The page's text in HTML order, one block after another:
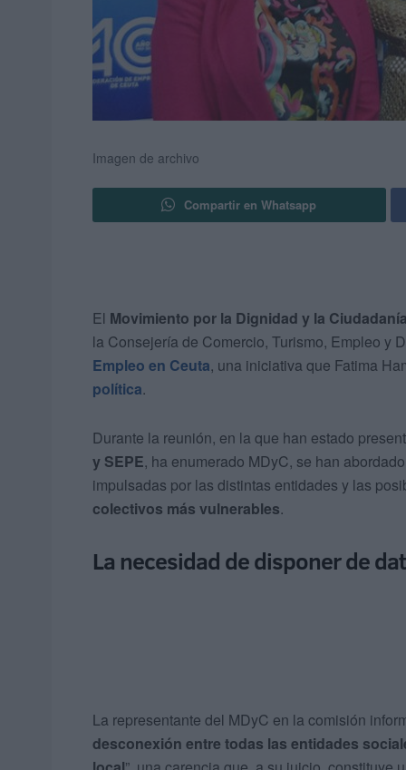
Imagen de archivo
Compartir en Whatsapp
El Movimiento por la Dignidad y la
la Consejería de Comercio, Turismo, Empleo y
Empleo en Ceuta, una iniciativa que Fatima
política.
Durante la reunión, en la que han estado
y SEPE, ha enumerado MDyC, se han
impulsadas por las distintas entidades y las
colectivos más vulnerables.
La necesidad de disponer de
La representante del MDyC en la comisión
desconexión entre todas las entidades